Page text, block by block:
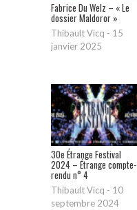
Fabrice Du Welz – « Le
dossier Maldoror »
Thibault Vicq - 15
janvier 2025
30e Étrange Festival
2024 – Étrange compte-
rendu n° 4
Thibault Vicq - 10
septembre 2024